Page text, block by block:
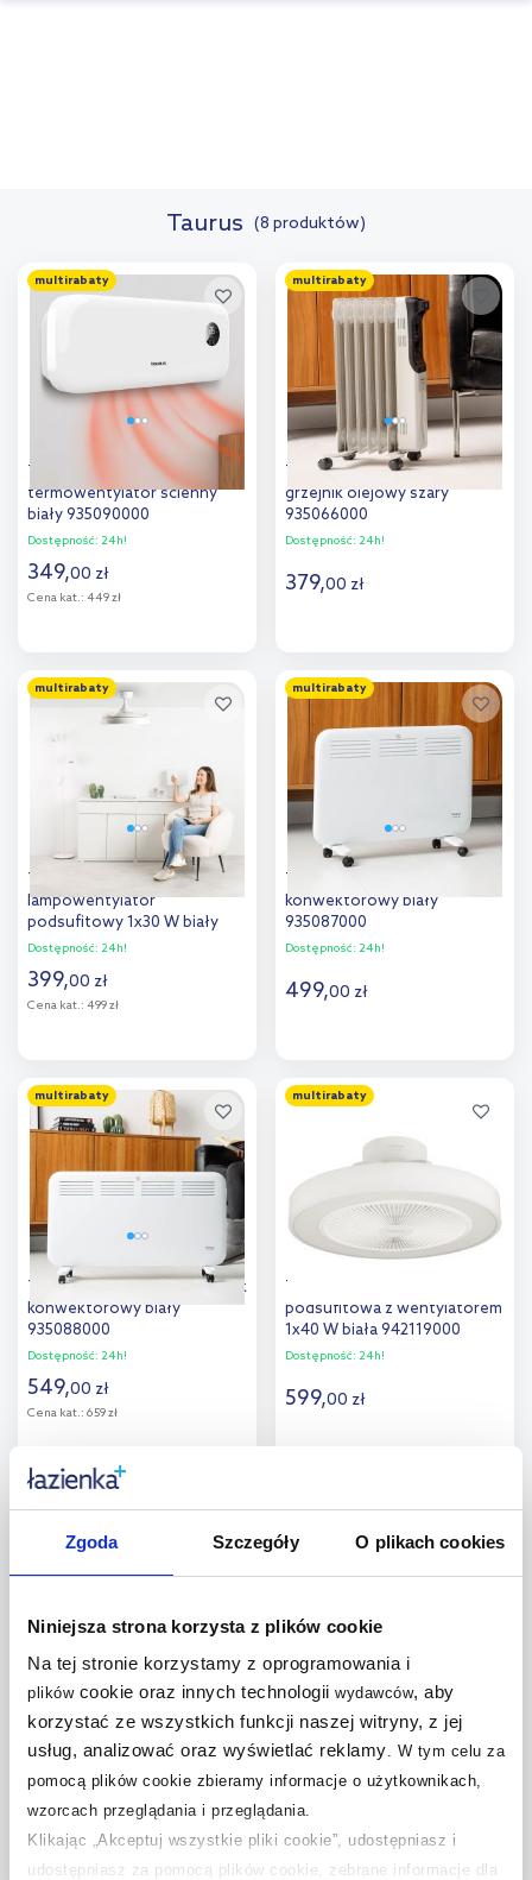
Zgoda Szczegóły O plikach cookies
Niniejsza strona korzysta z plików cookie
Na tej stronie korzystamy z oprogramowania i
plikówcookie oraz innych technologii wydawców, aby
korzystać ze wszystkich funkcji naszej witryny, z jej
usług, analizować oraz wyświetlać reklamy. W tym celu za
pomocą plików cookie zbieramy informacje o użytkownikach,
wzorcach przeglądania i przeglądania.
Klikając „Akceptuj wszystkie pliki cookie”, udostępniasz i
udostępniasz za pomocą plików cookie, zebrane informacje dla
Taurus (8 produktów)
multirabaty
Taurus Agadir 2000
termowentylator ścienny
biały 935090000
Dostępność: 24h!
349,00 zł
Cena kat.: 449 zł
multirabaty
Taurus New Dakar 1500
grzejnik olejowy szary
935066000
Dostępność: 24h!
379,00 zł
multirabaty
Taurus Polar
lampowentylator
podsufitowy 1x30 W biały
942124000
Dostępność: 24h!
399,00 zł
Cena kat.: 499 zł
multirabaty
Taurus CHTA 1500 W grzejnik
konwektorowy biały
935087000
Dostępność: 24h!
499,00 zł
multirabaty
Taurus CHTA 2000 W grzejnik
konwektorowy biały
935088000
Dostępność: 24h!
549,00 zł
Cena kat.: 659 zł
Do koszyka
multirabaty
Taurus Fresko Invisible lampa
podsufitowa z wentylatorem
1x40 W biała 942119000
Dostępność: 24h!
599,00 zł
Taurus Pleasant osuszacz
powietrza 954513000
Dostępność:
599
Cena kat.: 859 zł
Taurus Pleasant Water Pump
osuszacz powietrza
24h!
1 299